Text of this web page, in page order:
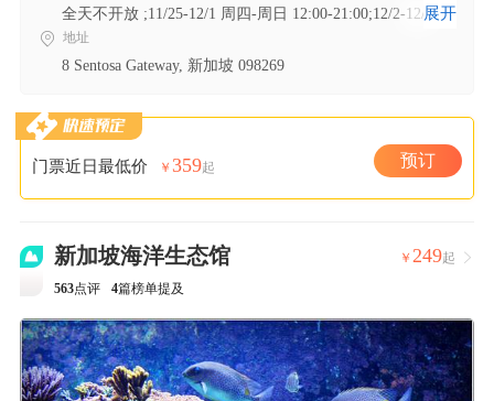
全天不开放 ;11/25-12/1 周四-周日 12:00-21:00;12/2-12/19
周四-周六 12:00-21:00;12/2-12/19 周日 10:00-17:00;12/20-
1/2 周一,周四-周日 12:00-21:00
展开
地址
8 Sentosa Gateway, 新加坡 098269
门票近日最低价 ￥ 359起 预订
新加坡海洋生态馆
563点评 4篇榜单提及
￥ 249起 